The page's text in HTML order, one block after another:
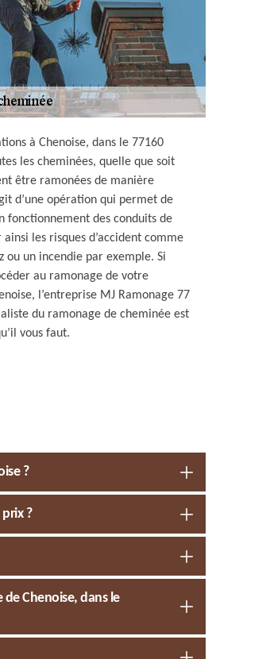
à Chenoise, dans le 77160
les cheminées, quelle que soit
être ramonées de manière
d’une opération qui permet de
fonctionnement des conduits de
les risques d’accident comme
ou un incendie par exemple. Si
au ramonage de votre
l’entreprise MJ Ramonage 77
du ramonage de cheminée est
vous faut.
?
?
Chenoise, dans le